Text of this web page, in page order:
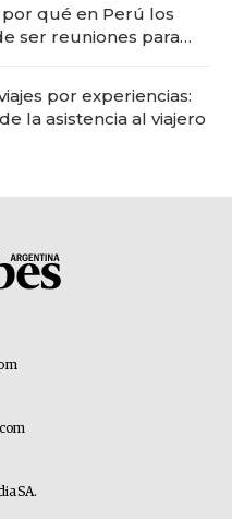
qué en Perú los
ser reuniones para
por experiencias:
la asistencia al viajero
SA.